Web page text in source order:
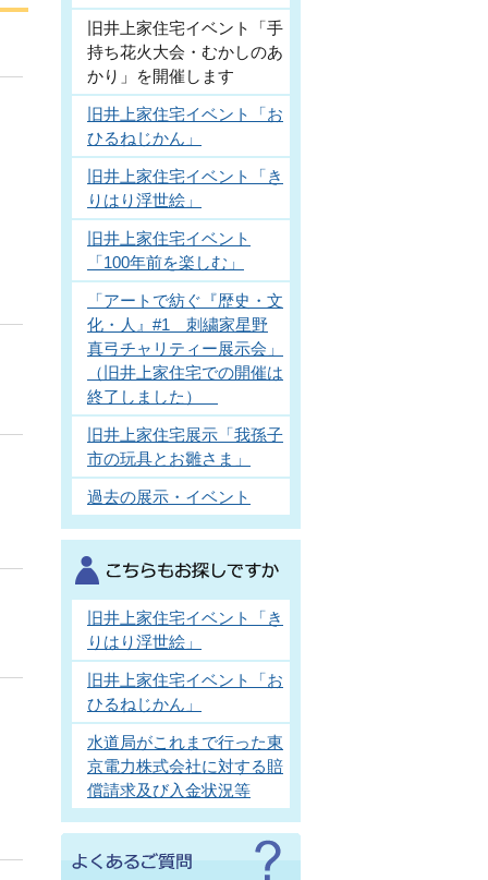
旧井上家住宅イベント「手
持ち花火大会・むかしのあ
かり」を開催します
旧井上家住宅イベント「お
ひるねじかん」
旧井上家住宅イベント「き
りはり浮世絵」
旧井上家住宅イベント
「100年前を楽しむ」
「アートで紡ぐ『歴史・文
化・人』#1 刺繍家星野
真弓チャリティー展示会」
（旧井上家住宅での開催は
終了しました）
旧井上家住宅展示「我孫子
市の玩具とお雛さま」
過去の展示・イベント
旧井上家住宅イベント「き
りはり浮世絵」
旧井上家住宅イベント「お
ひるねじかん」
水道局がこれまで行った東
京電力株式会社に対する賠
償請求及び入金状況等